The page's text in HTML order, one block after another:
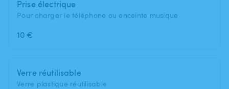
Prise électrique
Pour charger le téléphone ou enceinte musique
10 €
Verre réutilisable
Verre plastique réutilisable